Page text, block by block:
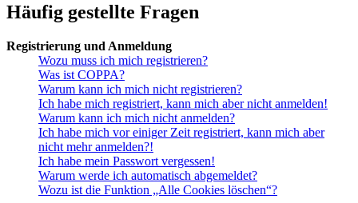
Häufig gestellte Fragen
Registrierung und Anmeldung
Wozu muss ich mich registrieren?
Was ist COPPA?
Warum kann ich mich nicht registrieren?
Ich habe mich registriert, kann mich aber nicht anmelden!
Warum kann ich mich nicht anmelden?
Ich habe mich vor einiger Zeit registriert, kann mich aber
nicht mehr anmelden?!
Ich habe mein Passwort vergessen!
Warum werde ich automatisch abgemeldet?
Wozu ist die Funktion „Alle Cookies löschen“?